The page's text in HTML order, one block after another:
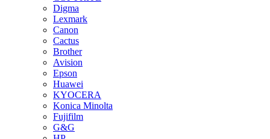
Digma
Lexmark
Canon
Cactus
Brother
Avision
Epson
Huawei
KYOCERA
Konica Minolta
Fujifilm
G&G